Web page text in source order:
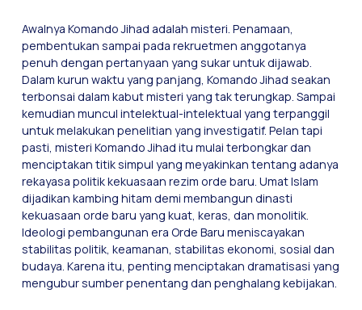
Awalnya Komando Jihad adalah misteri. Penamaan,
pembentukan sampai pada rekruetmen anggotanya
penuh dengan pertanyaan yang sukar untuk dijawab.
Dalam kurun waktu yang panjang, Komando Jihad seakan
terbonsai dalam kabut misteri yang tak terungkap. Sampai
kemudian muncul intelektual-intelektual yang terpanggil
untuk melakukan penelitian yang investigatif. Pelan tapi
pasti, misteri Komando Jihad itu mulai terbongkar dan
menciptakan titik simpul yang meyakinkan tentang adanya
rekayasa politik kekuasaan rezim orde baru. Umat Islam
dijadikan kambing hitam demi membangun dinasti
kekuasaan orde baru yang kuat, keras, dan monolitik.
Ideologi pembangunan era Orde Baru meniscayakan
stabilitas politik, keamanan, stabilitas ekonomi, sosial dan
budaya. Karena itu, penting menciptakan dramatisasi yang
mengubur sumber penentang dan penghalang kebijakan.